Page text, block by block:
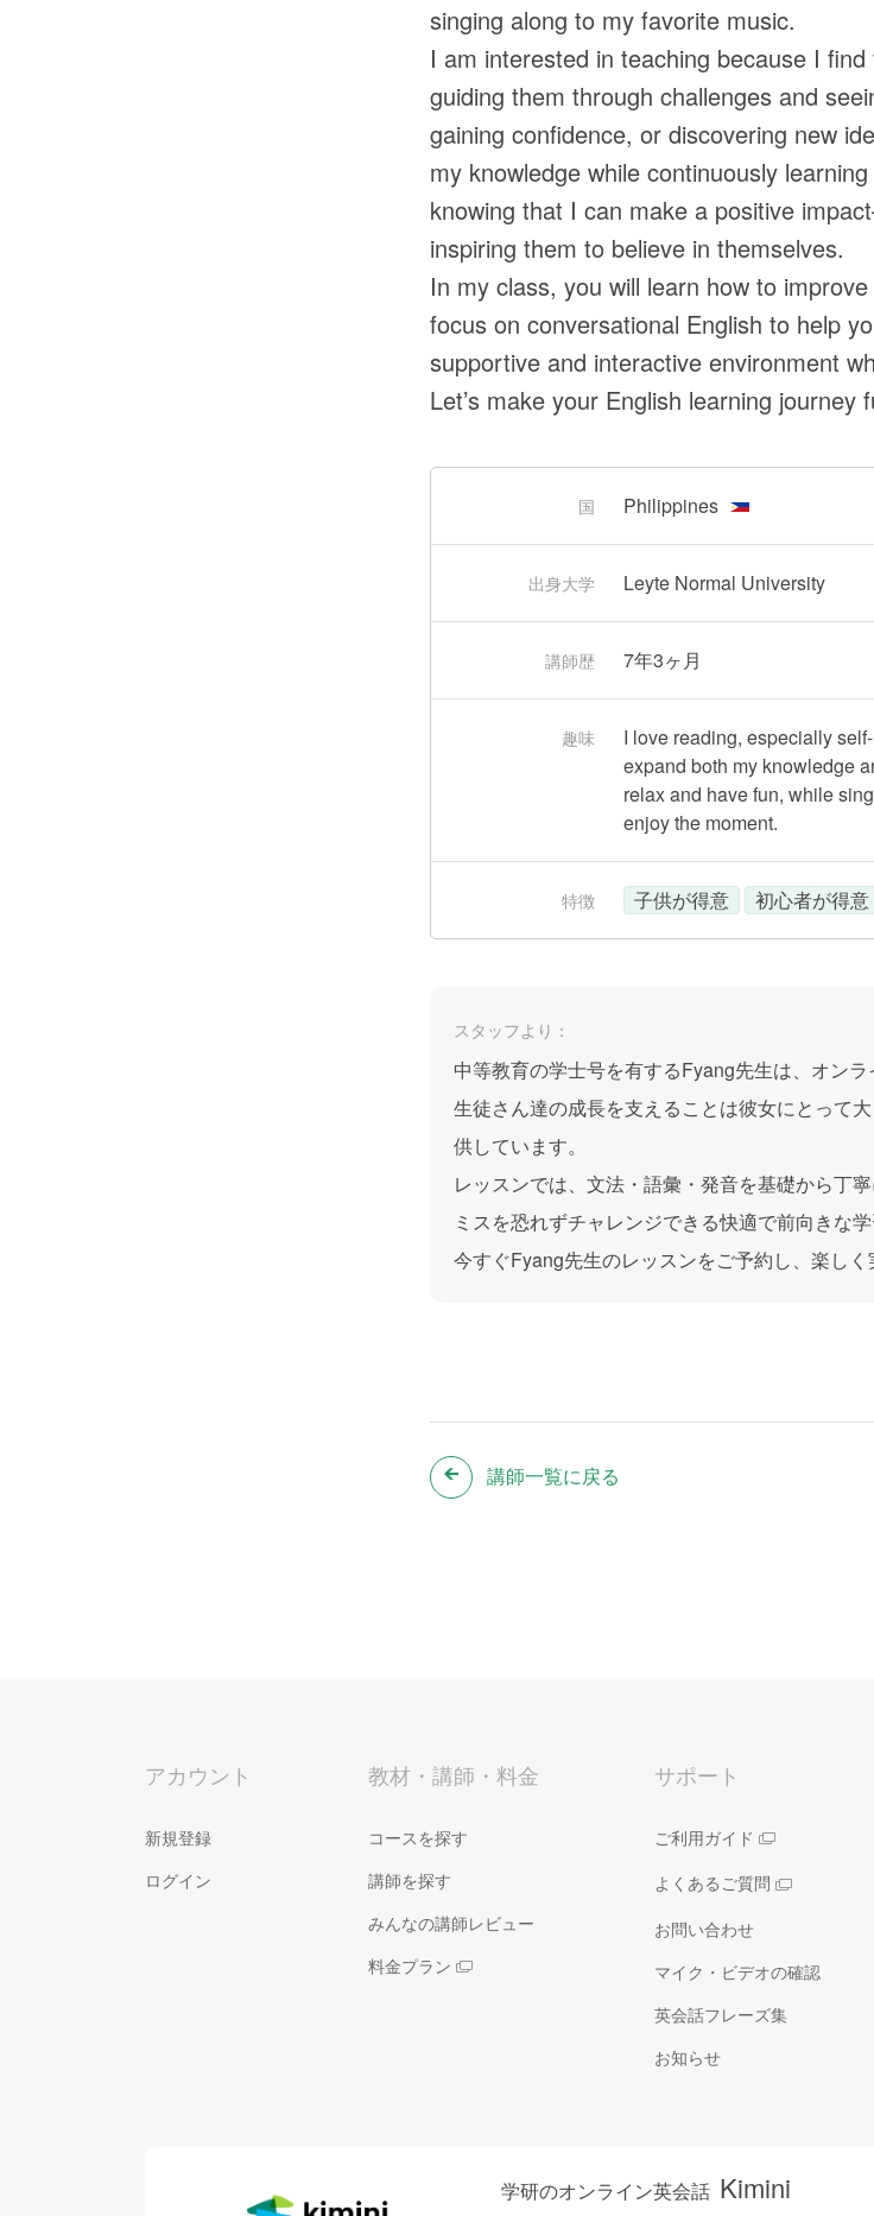
singing along to my favorite music.
I am interested in teaching because I
guiding them through challenges and
gaining confidence, or discovering new
my knowledge while continuously
knowing that I can make a positive
inspiring them to believe in themselves.
In my class, you will learn how to
focus on conversational English to help
supportive and interactive environment
Let’s make your English learning journey
国 Philippines
出身大学 Leyte Normal University
講師歴 7年3ヶ月
趣味
I love reading, especially
expand both my knowledge
relax and have fun, while
enjoy the moment.
特徴 子供が得意 初心者が得意
スタッフより：
中等教育の学士号を有するFyang先生は、オン
生徒さん達の成長を支えることは彼女にとって
供しています。
レッスンでは、文法・語彙・発音を基礎から丁
ミスを恐れずチャレンジできる快適で前向きな
今すぐFyang先生のレッスンをご予約し、楽し
講師一覧に戻る
アカウント
新規登録
ログイン
教材・講師・料金
コースを探す
講師を探す
みんなの講師レビュー
料金プラン
サポート
ご利用ガイド
よくあるご質問
お問い合わせ
マイク・ビデオの確認
英会話フレーズ集
お知らせ
学研のオンライン英会話 Kimini